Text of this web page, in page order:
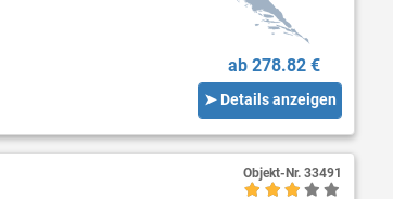
ab 278.82 €
➤ Details anzeigen
Objekt-Nr. 33491